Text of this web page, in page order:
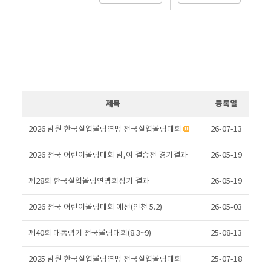
제목 등록일
2026 남원 한국실업볼링연맹 전국실업볼링대회 26-07-13
2026 전국 어린이볼링대회 남,여 결승전 경기결과 26-05-19
제28회 한국실업볼링연맹회장기 결과 26-05-19
2026 전국 어린이볼링대회 예선(인천 5.2) 26-05-03
제40회 대통령기 전국볼링대회(8.3~9) 25-08-13
2025 남원 한국실업볼링연맹 전국실업볼링대회 25-07-18